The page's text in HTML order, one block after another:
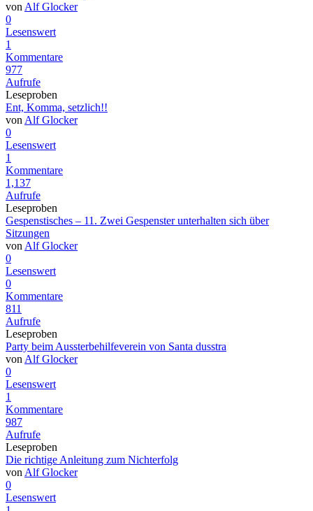
von Alf Glocker
0
Lesenswert
1
Kommentare
977
Aufrufe
Leseproben
Ent, Komma, setzlich!!
von Alf Glocker
0
Lesenswert
1
Kommentare
1,137
Aufrufe
Leseproben
Gespenstisches – 11. Zwei Gespenster unterhalten sich über
Sitzungen
von Alf Glocker
0
Lesenswert
0
Kommentare
811
Aufrufe
Leseproben
Party beim Aussterbehilfeverein von Santa dusstra
von Alf Glocker
0
Lesenswert
1
Kommentare
987
Aufrufe
Leseproben
Die richtige Anleitung zum Nichterfolg
von Alf Glocker
0
Lesenswert